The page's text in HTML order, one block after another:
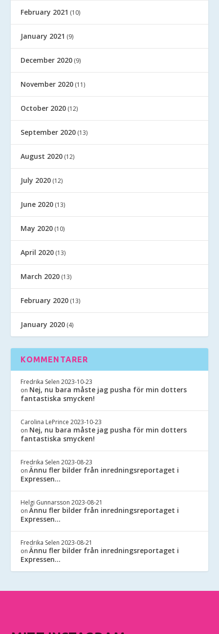
February 2021 (10)
January 2021 (9)
December 2020 (9)
November 2020 (11)
October 2020 (12)
September 2020 (13)
August 2020 (12)
July 2020 (12)
June 2020 (13)
May 2020 (10)
April 2020 (13)
March 2020 (13)
February 2020 (13)
January 2020 (4)
KOMMENTARER
Fredrika Selen 2023-10-23
on Nej, nu bara måste jag pusha för min dotters
fantastiska smycken!
Carolina LePrince 2023-10-23
on Nej, nu bara måste jag pusha för min dotters
fantastiska smycken!
Fredrika Selen 2023-08-23
onÄnnu fler bilder från inredningsreportaget i
Expressen…
Helgi Gunnarsson 2023-08-21
onÄnnu fler bilder från inredningsreportaget i
Expressen…
Fredrika Selen 2023-08-21
onÄnnu fler bilder från inredningsreportaget i
Expressen…